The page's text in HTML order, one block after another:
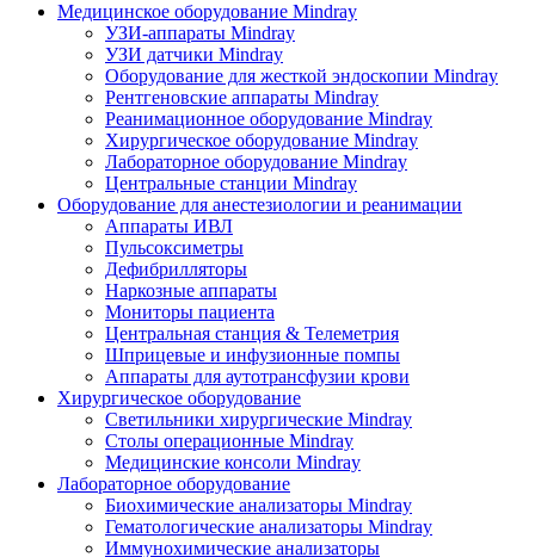
Медицинское оборудование Mindray
УЗИ-аппараты Mindray
УЗИ датчики Mindray
Оборудование для жесткой эндоскопии Mindray
Рентгеновские аппараты Mindray
Реанимационное оборудование Mindray
Хирургическое оборудование Mindray
Лабораторное оборудование Mindray
Центральные станции Mindray
Оборудование для анестезиологии и реанимации
Аппараты ИВЛ
Пульсоксиметры
Дефибрилляторы
Наркозные аппараты
Мониторы пациента
Центральная станция & Телеметрия
Шприцевые и инфузионные помпы
Аппараты для аутотрансфузии крови
Хирургическое оборудование
Светильники хирургические Mindray
Столы операционные Mindray
Медицинские консоли Mindray
Лабораторное оборудование
Биохимические анализаторы Mindray
Гематологические анализаторы Mindray
Иммунохимические анализаторы